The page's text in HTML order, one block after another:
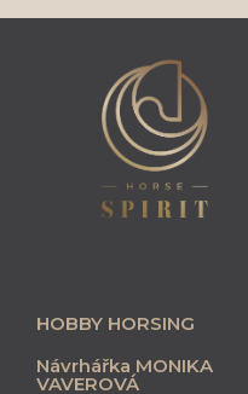
HOBBY HORSING
Návrhářka MONIKA
VAVEROVÁ